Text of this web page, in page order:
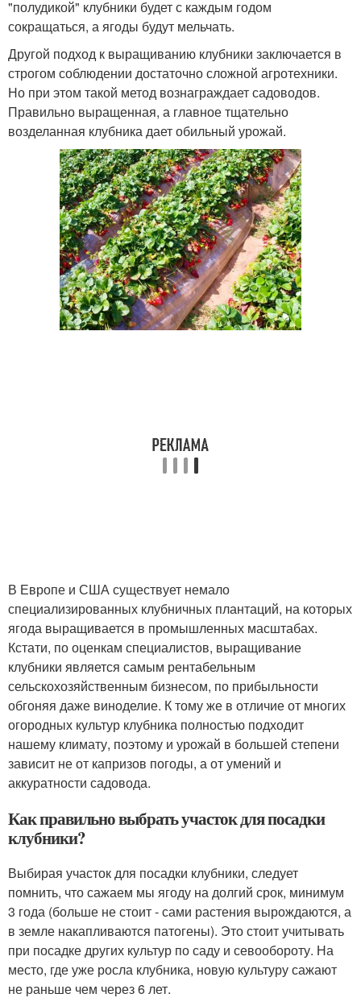
"полудикой" клубники будет с каждым годом
сокращаться, а ягоды будут мельчать.
Другой подход к выращиванию клубники заключается в
строгом соблюдении достаточно сложной агротехники.
Но при этом такой метод вознаграждает садоводов.
Правильно выращенная, а главное тщательно
возделанная клубника дает обильный урожай.
В Европе и США существует немало
специализированных клубничных плантаций, на которых
ягода выращивается в промышленных масштабах.
Кстати, по оценкам специалистов, выращивание
клубники является самым рентабельным
сельскохозяйственным бизнесом, по прибыльности
обгоняя даже виноделие. К тому же в отличие от многих
огородных культур клубника полностью подходит
нашему климату, поэтому и урожай в большей степени
зависит не от капризов погоды, а от умений и
аккуратности садовода.
Как правильно выбрать участок для посадки
клубники?
Выбирая участок для посадки клубники, следует
помнить, что сажаем мы ягоду на долгий срок, минимум
3 года (больше не стоит - сами растения вырождаются, а
в земле накапливаются патогены). Это стоит учитывать
при посадке других культур по саду и севообороту. На
место, где уже росла клубника, новую культуру сажают
не раньше чем через 6 лет.